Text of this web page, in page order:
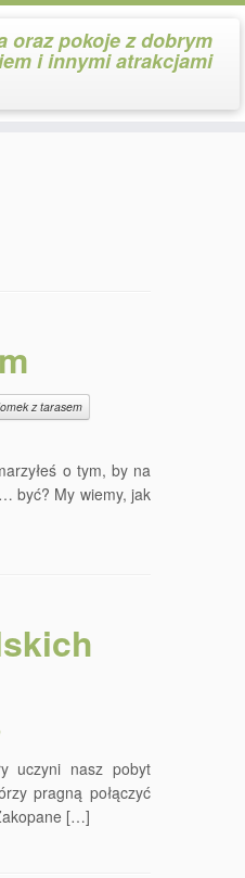
oraz pokoje z dobrym
i innymi atrakcjami
z tarasem
o tym, by na
być? My wiemy, jak
uczyni nasz pobyt
pragną połączyć
[…]